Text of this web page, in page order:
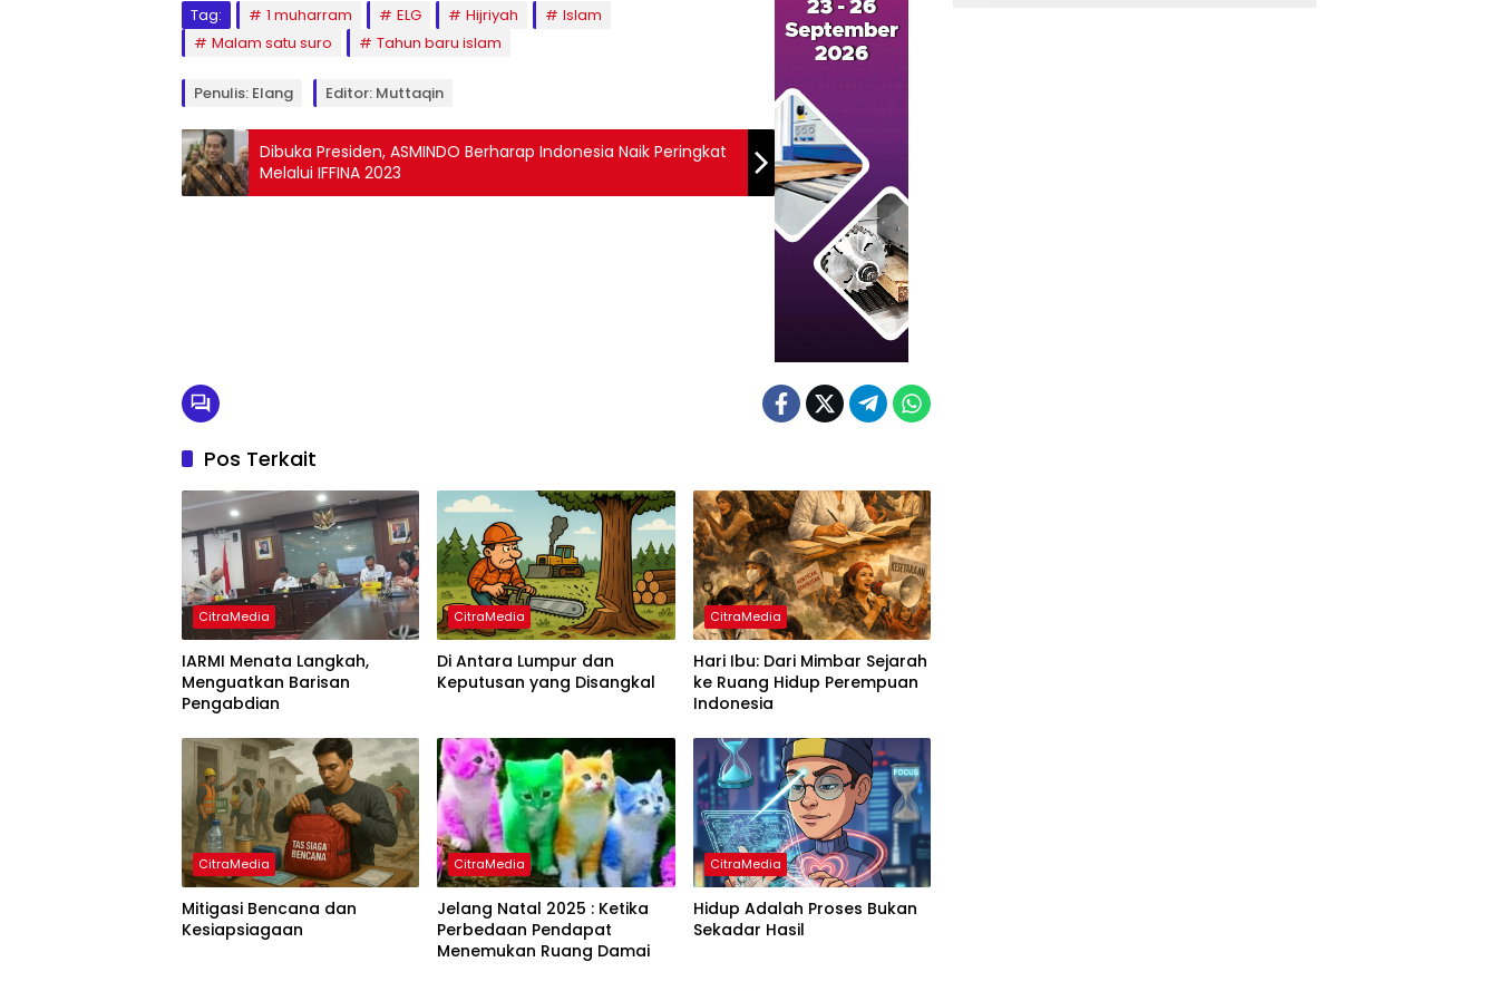
Tag: 1 muharram ELG Hijriyah
Islam
Malam satu suro
Tahun baru islam
Penulis: Elang Editor: Muttaqin
Dibuka Presiden, ASMINDO Berharap Indonesia Naik Peringkat
Melalui IFFINA 2023
Pos Terkait
CitraMedia
IARMI Menata Langkah,
Menguatkan Barisan
Pengabdian
CitraMedia
Di Antara Lumpur dan
Keputusan yang Disangkal
CitraMedia
Hari Ibu: Dari Mimbar Sejarah
ke Ruang Hidup Perempuan
Indonesia
CitraMedia
Mitigasi Bencana dan
Kesiapsiagaan
CitraMedia
Jelang Natal 2025 : Ketika
Perbedaan Pendapat
Menemukan Ruang Damai
CitraMedia
Hidup Adalah Proses Bukan
Sekadar Hasil